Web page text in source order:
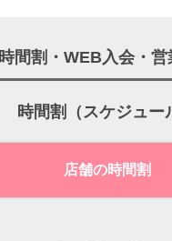
時間割・WEB入会・営
時間割（スケジュー
店舗の時間割